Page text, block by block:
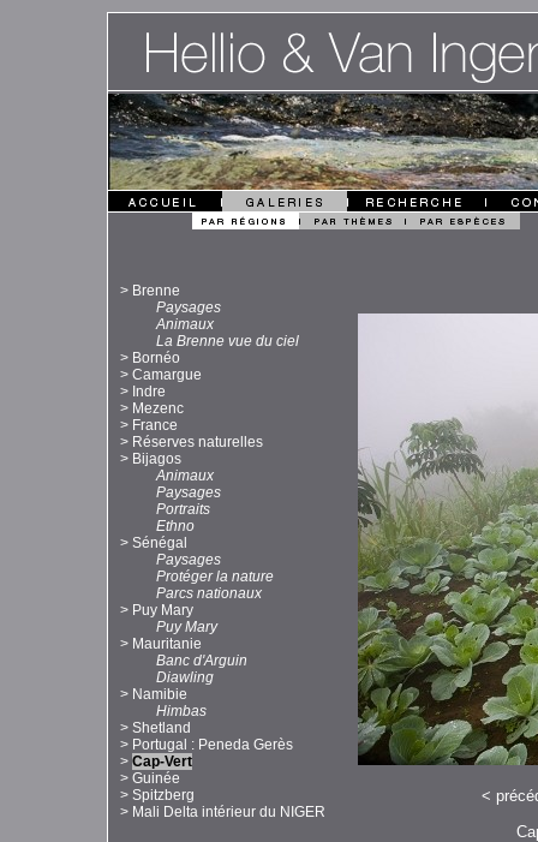
> Brenne
Paysages
Animaux
La Brenne vue du ciel
> Bornéo
> Camargue
> Indre
> Mezenc
> France
> Réserves naturelles
> Bijagos
Animaux
Paysages
Portraits
Ethno
> Sénégal
Paysages
Protéger la nature
Parcs nationaux
> Puy Mary
Puy Mary
> Mauritanie
Banc d'Arguin
Diawling
> Namibie
Himbas
> Shetland
> Portugal : Peneda Gerès
> Cap-Vert
> Guinée
> Spitzberg
> Mali Delta intérieur du NIGER
<